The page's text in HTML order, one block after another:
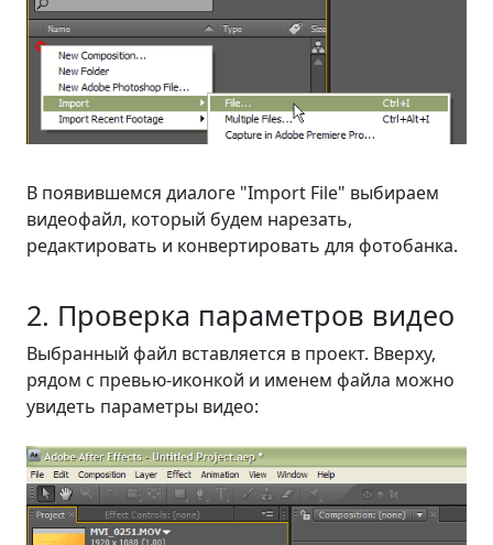
В появившемся диалоге "Import File" выбираем
видеофайл, который будем нарезать,
редактировать и конвертировать для фотобанка.
2. Проверка параметров видео
Выбранный файл вставляется в проект. Вверху,
рядом с превью-иконкой и именем файла можно
увидеть параметры видео: